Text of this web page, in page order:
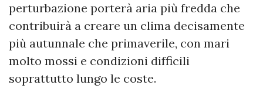
perturbazione porterà aria più fredda che
contribuirà a creare un clima decisamente
più autunnale che primaverile, con mari
molto mossi e condizioni difficili
soprattutto lungo le coste.